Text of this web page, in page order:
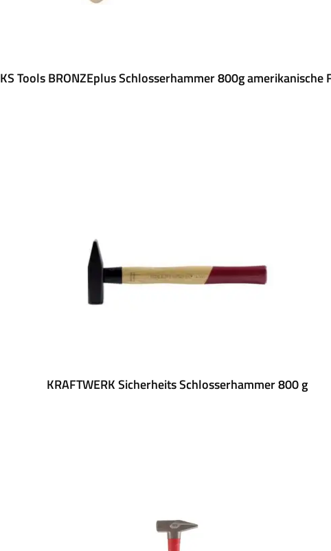
KS Tools BRONZEplus Schlosserhammer 800g amerikanische
KRAFTWERK Sicherheits Schlosserhammer 800 g